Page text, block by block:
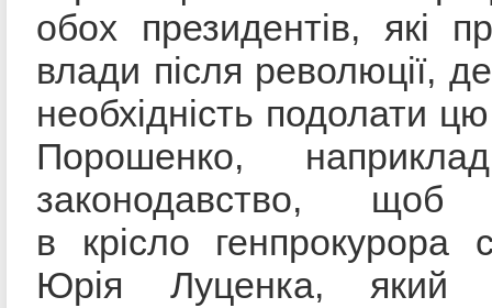
обох президентів, які
влади після революції,
необхідність подолати
Порошенко,
законодавство, щоб
в крісло генпрокурора
Юрія Луценка, який